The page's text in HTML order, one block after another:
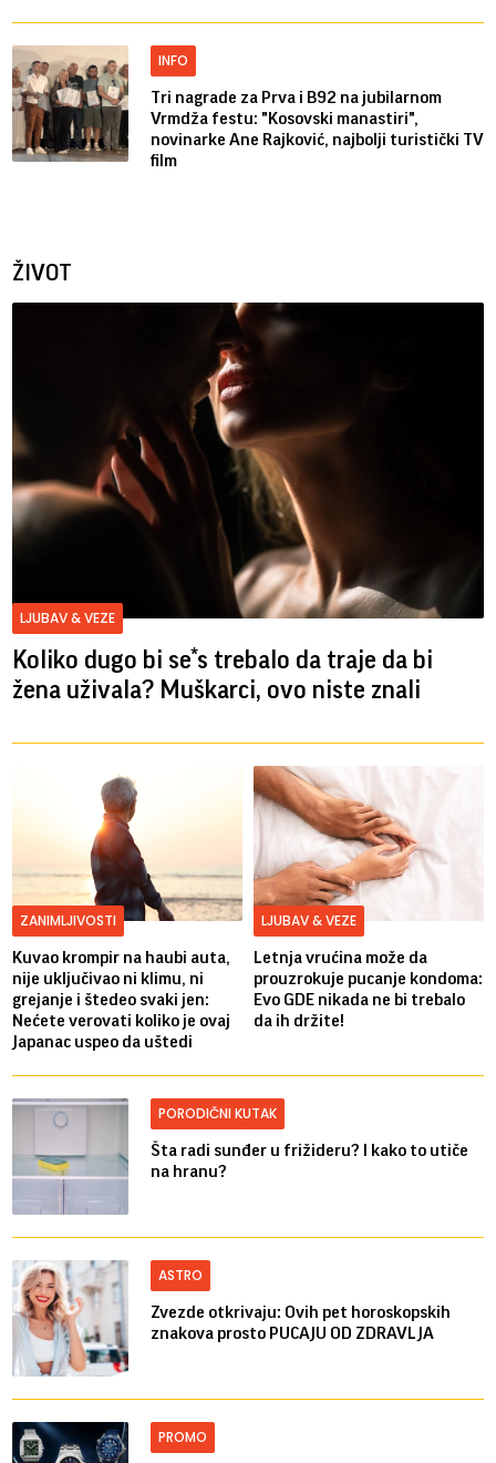
INFO
Tri nagrade za Prva i B92 na jubilarnom
Vrmdža festu: "Kosovski manastiri",
novinarke Ane Rajković, najbolji turistički TV
film
ŽIVOT
LJUBAV & VEZE
Koliko dugo bi se*s trebalo da traje da bi
žena uživala? Muškarci, ovo niste znali
ZANIMLJIVOSTI
Kuvao krompir na haubi auta,
nije uključivao ni klimu, ni
grejanje i štedeo svaki jen:
Nećete verovati koliko je ovaj
Japanac uspeo da uštedi
LJUBAV & VEZE
Letnja vrućina može da
prouzrokuje pucanje kondoma:
Evo GDE nikada ne bi trebalo
da ih držite!
PORODIČNI KUTAK
Šta radi sunđer u frižideru? I kako to utiče
na hranu?
ASTRO
Zvezde otkrivaju: Ovih pet horoskopskih
znakova prosto PUCAJU OD ZDRAVLJA
PROMO